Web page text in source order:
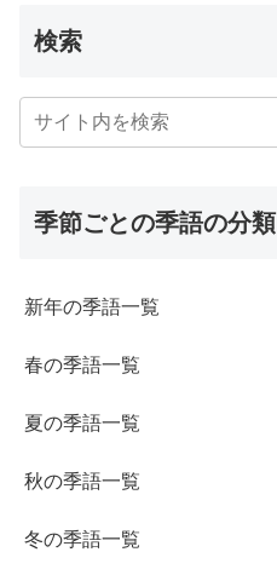
検索
季節ごとの季語の分類
新年の季語一覧
春の季語一覧
夏の季語一覧
秋の季語一覧
冬の季語一覧